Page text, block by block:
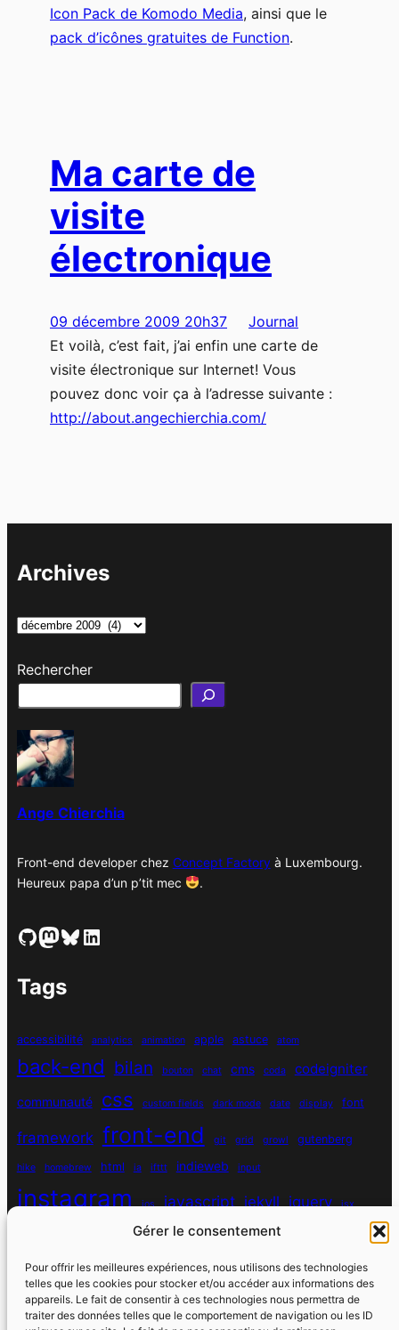
Gérer le consentement
Pour offrir les meilleures expériences, nous utilisons des technologies
telles que les cookies pour stocker et/ou accéder aux informations des
appareils. Le fait de consentir à ces technologies nous permettra de
traiter des données telles que le comportement de navigation ou les ID
Icon Pack de Komodo Media, ainsi que le
pack d’icônes gratuites de Function.
Ma carte de
visite
électronique
09 décembre 2009 20h37
Journal
Et voilà, c’est fait, j’ai enfin une carte de
visite électronique sur Internet! Vous
pouvez donc voir ça à l’adresse suivante :
http://about.angechierchia.com/
Archives
A
c
e
s
Rechercher
Ange Chierchia
Front-end developer chez Concept Factoryà Luxembourg.
Heureux papa d’un p’tit mec
.
GitHub Mastodon Bluesky LinkedIn
Tags
accessibilité analytics animation apple astuce atom
back-end bilan bouton chat cms coda codeigniter
communauté css custom fields dark mode date display font
framework front-end git grid growl gutenberg
hike homebrew html ia ifttt indieweb input
instagram ios javascript jekyll jquery jsx
masonry media queries mysql navigation
personnel php pixel plugin print